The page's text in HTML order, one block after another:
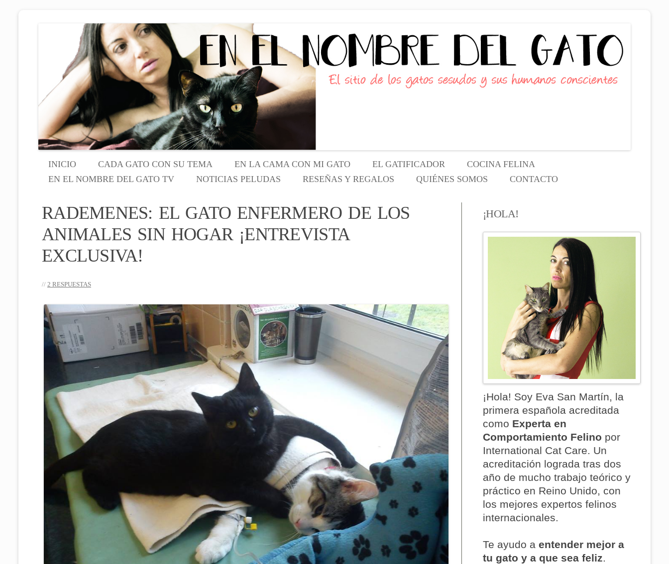
EN EL NOMBRE DEL GATO
El sitio de las personas con gato (s) conscientes
Saltar
al
contenido
INICIO CADA GATO CON SU TEMA EN LA CAMA CON MI GATO EL GATIFICADOR
COCINA FELINA
EN EL NOMBRE DEL GATO TV
NOTICIAS PELUDAS RESEÑAS Y REGALOS
REGALOS
QUIÉNES SOMOS CONTACTO
RADEMENES: EL GATO ENFERMERO DE LOS
ANIMALES SIN HOGAR ¡ENTREVISTA
EXCLUSIVA!
2 RESPUESTAS
¡HOLA!
¡Hola! Soy Eva San Martín, la
primera española acreditada
como Experta en
Comportamiento Felino por
International Cat Care. Un
acreditación lograda tras dos
año de mucho trabajo teórico y
práctico en Reino Unido, con
los mejores expertos felinos
internacionales.
Te ayudo a entender mejor a
tu gato y a que sea feliz.